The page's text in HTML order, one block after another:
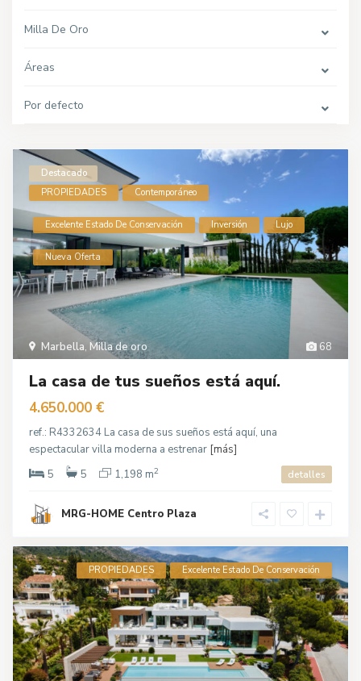
Milla De Oro
Áreas
Por defecto
68
Marbella, Milla de oro
Destacado
PROPIEDADES
Contemporáneo
Excelente Estado De Conservación Inversión Lujo
Nueva Oferta
La casa de tus sueños está aquí.
4.650.000 €
ref.: R4332634 La casa de sus sueños está aquí, una
espectacular villa moderna a estrenar [más]
5
5 1,198 m2 detalles
MRG-HOME Centro Plaza
PROPIEDADES Excelente Estado De Conservación